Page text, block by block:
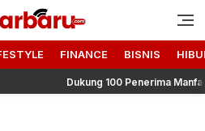
Terbaru dan
FINANCE BISNIS
Dukung 100 Penerima Manfaat PT